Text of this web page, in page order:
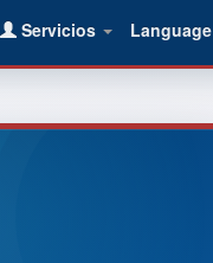
Language
Servicios